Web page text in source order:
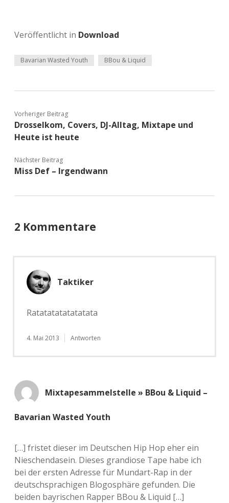
Veröffentlicht in Download
Bavarian Wasted Youth BBou & Liquid
Vorheriger Beitrag
Drosselkom, Covers, DJ-Alltag, Mixtape und
Heute ist heute
Nächster Beitrag
Miss Def – Irgendwann
2 Kommentare
Taktiker
Ratatatatatatatata
4. Mai 2013 Antworten
Mixtapesammelstelle » BBou & Liquid –
Bavarian Wasted Youth
[…] fristet dieser im Deutschen Hip Hop eher ein
Nieschendasein. Dieses grandiose Tape habe ich
bei der ersten Adresse für Mundart-Rap in der
deutschsprachigen Blogosphäre gefunden. Die
beiden bayrischen Rapper BBou & Liquid […]